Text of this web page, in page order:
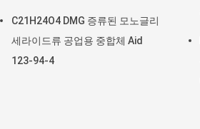
C21H24O4 DMG 증류된 모노글리
세라이드류 공업용 중합체 Aid
123-94-4